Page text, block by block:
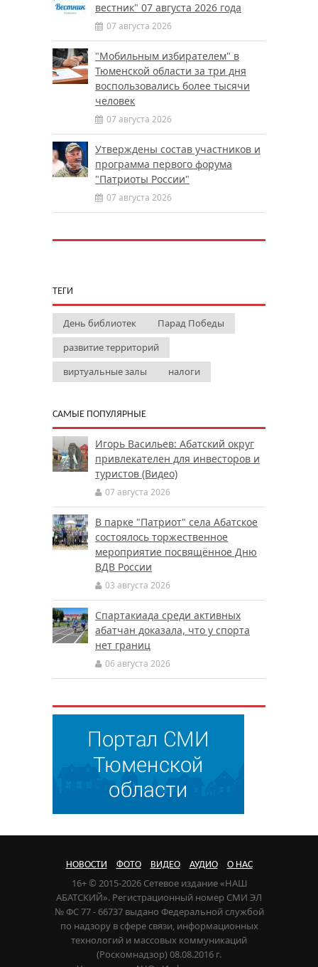
вестник" 07 августа 2026 года
07 августа 2026
"Мобильным избирателем" в
Тюменской области за три дня
воспользовались более тысячи
человек
07 августа 2026
Утверждены состав участников и
программа первого форума
"Патриоты России"
07 августа 2026
ТЕГИ
День библиотек
Парад Победы
развитие территорий
виртуальные залы
налоги
САМЫЕ ПОПУЛЯРНЫЕ
Игорь Васильев: Абатский округ
привлекателен для инвесторов и
туристов (Видео)
07 августа 2026
В парке "Патриот" села Абатское
состоялось торжественное
мероприятие посвящённое Дню
ВДВ России
03 августа 2026
Спартакиада среди активных
абатчан доказала, что у спорта
нет границ
06 августа 2026
НОВОСТИ ФОТО ВИДЕО АУДИО О НАС
16+ © 2015-2026 Сетевое издание «НАШ
АБАТСКИЙ». Регистрационный номер СМИ ЭЛ
№ ФС 77 - 66737 выдано Федеральной службой
по надзору в сфере связи, информационных
технологий и массовых коммуникаций
(Роскомнадзор) 08.08.2016 г.